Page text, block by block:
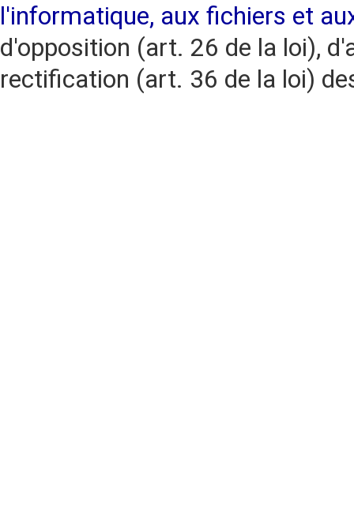
l'informatique, aux fichiers et
d'opposition (art. 26 de la loi),
rectification (art. 36 de la loi)